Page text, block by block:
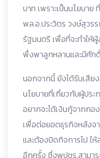
บาท เพราะเป็นนโยบาย
พล.อ.ประวิตร วงษ์สุวร
รัฐมนตรี เพื่อที่จะทำให้
พึ่งพาลูกหลานและมีศัก
นอกจากนี้ ยังได้รับเสีย
นโยบายที่เกี่ยวกับผู้ประ
อยากจะได้เงินกู้จากก
เพื่อต่อยอดธุรกิจหลังจ
และต้องปิดกิจการไป ใ
อีกครั้ง ซึ่งพปชร.สามา